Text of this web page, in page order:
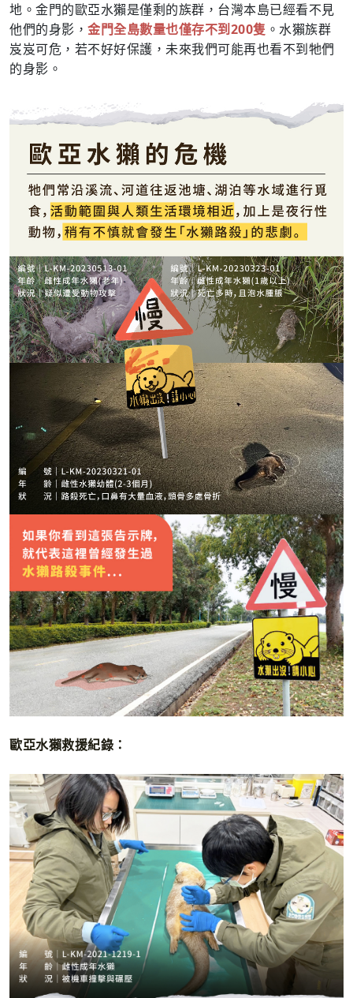
地。金門的歐亞水獺是僅剩的族群，台灣本島已經看不見
他們的身影， 金門全島數量也僅存不到200隻 。水獺族群
岌岌可危，若不好好保護，未來我們可能再也看不到牠們
的身影。
歐亞水獺救援紀錄：